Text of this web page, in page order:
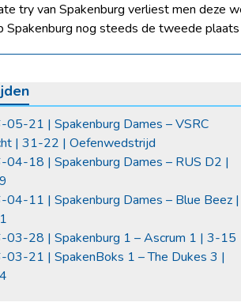
try van Spakenburg verliest men deze
Spakenburg nog steeds de tweede
21 | Spakenburg Dames – VSRC
| 31-22 | Oefenwedstrijd
18 | Spakenburg Dames – RUS D2 |
11 | Spakenburg Dames – Blue Beez |
03-28 | Spakenburg 1 – Ascrum 1 | 3-15
03-21 | SpakenBoks 1 – The Dukes 3 |